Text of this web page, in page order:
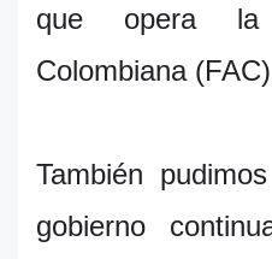
que opera la
Colombiana
También
gobierno